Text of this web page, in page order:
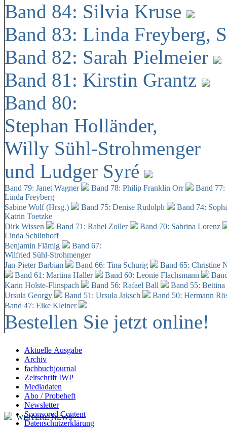
Band 84: Silvia Kruse
Band 83: Linda Freyberg,
Band 82: Sarah Pielmeier
Band 81: Kirstin Grantz
Band 80:
Stephan Holländer,
Willy Sühl-Strohmenger
und Ludger Syré
Band 79: Janet Wagner Band 78: Philip Franklin Orr
Band
Linda Freyberg
Sabine Wolf (Hrsg.)
Band 75: Denise Rudolph
Band 74:
Katrin Toetzke
Dirk Wissen
Band 71: Rahel Zoller
Band 70: Sabrina Lorenz
Linda Schünhoff
Benjamin Flämig
Band 67:
Wilfried Sühl-Strohmenger
Jan-Pieter Barbian
Band 66: Tina Schurig
Band 65: Christine
Band 61: Martina Haller
Band 60: Leonie Flachsmann
Karin Holste-Flinspach
Band 56: Rafael Ball
Band 55:
Ursula Georgy
Band 51: Ursula Jaksch Band 50: Hermann
Band 47: Eike Kleiner
Bestellen Sie jetzt online!
Aktuelle Ausgabe
Archiv
fachbuchjournal
Zeitschrift IWP
Mediadaten
Abo / Probeheft
Newsletter
Sponsored Content
Datenschutzerklärung
WEITERE NEWS